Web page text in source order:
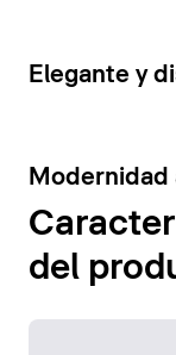
15
Elegante y
10
del